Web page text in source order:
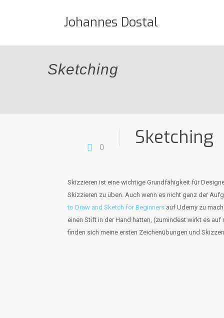
Johannes Dostal
Sketching
0 Sketching
Skizzieren ist eine wichtige Grundfähigkeit für
Skizzieren zu üben. Auch wenn es nicht ganz der
to Draw and Sketch for Beginners auf Udemy zu
einen Stift in der Hand hatten, (zumindest wirkt es
finden sich meine ersten Zeichenübungen und